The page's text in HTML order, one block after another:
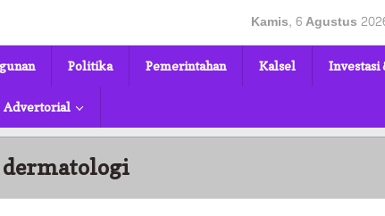
Kamis, 6 Agustus
Politika Pemerintahan Kalsel Investasi
Advertorial
dermatologi